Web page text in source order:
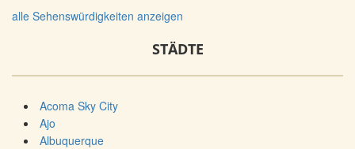
alle Sehenswürdigkeiten anzeigen
STÄDTE
Acoma Sky City
Ajo
Albuquerque